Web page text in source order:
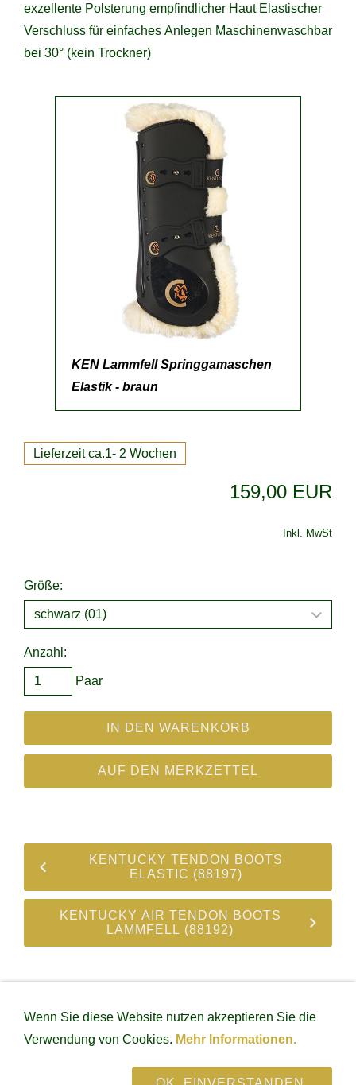
exzellente Polsterung empfindlicher Haut Elastischer
Verschluss für einfaches Anlegen Maschinenwaschbar
bei 30° (kein Trockner)
KEN Lammfell Springgamaschen
Elastik - braun
Lieferzeit ca.1- 2 Wochen
159,00 EUR
Inkl. MwSt
Größe:
Anzahl:
Paar
IN DEN WARENKORB
AUF DEN MERKZETTEL
KENTUCKY TENDON BOOTS
ELASTIC (88197)
KENTUCKY AIR TENDON BOOTS
LAMMFELL (88192)
IMPRESSUM DATENSCHUTZ
VERSAND &
ZAHLUNGSARTEN
LIEFERZEITEN
WIDERRUFSRECHT
WIDERRUFSFORMULAR
RETOURE
WIDERRUF
Paul's exclusive horse equipment - Gottfried-Joos-Str.27 -
Wenn Sie diese Website nutzen akzeptieren Sie die
Verwendung von Cookies. Mehr Informationen.